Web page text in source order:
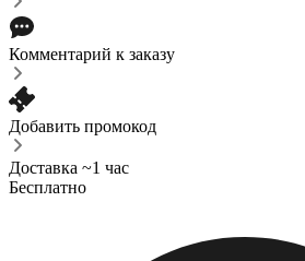
Комментарий к заказу
Добавить промокод
Доставка ~1 час
Бесплатно